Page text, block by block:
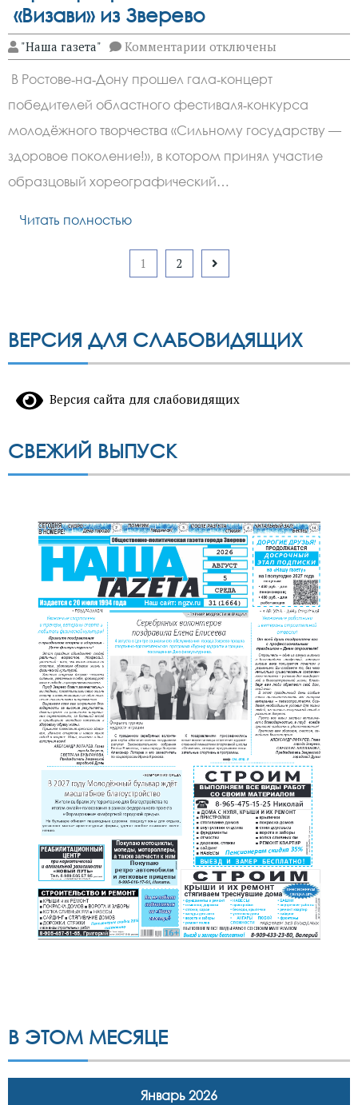
«Визави» из Зверево
"Наша газета" Комментарии к
записи
достижения
образцового
хореографического
ансамбля
«Визави»
из
Зверево
отключены
В Ростове‑на‑Дону прошел гала‑концерт
победителей областного фестиваля‑конкурса
молодёжного творчества «Сильному государству —
здоровое поколение!», в котором принял участие
образцовый хореографический…
Читать полностью
1 2
ВЕРСИЯ ДЛЯ СЛАБОВИДЯЩИХ
Версия сайта для слабовидящих
СВЕЖИЙ ВЫПУСК
В ЭТОМ МЕСЯЦЕ
Январь 2026